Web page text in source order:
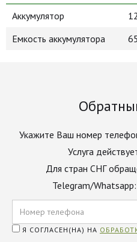
Аккумулятор
Емкость аккумулятора
Укажите Ваш номер
Услуга
Для стран СНГ
Telegram/
Я СОГЛАСЕН(НА) НА